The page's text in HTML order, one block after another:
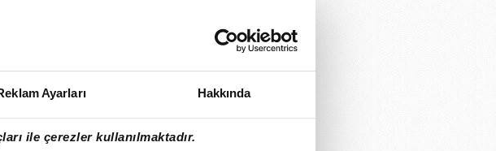
Ayarları Hakkında
ile çerezler kullanılmaktadır.